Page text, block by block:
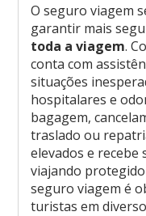
O seguro viagem
garantir mais
toda a viagem.
conta com
situações
hospitalares e
bagagem,
traslado ou
elevados e recebe
viajando
seguro viagem é
turistas em